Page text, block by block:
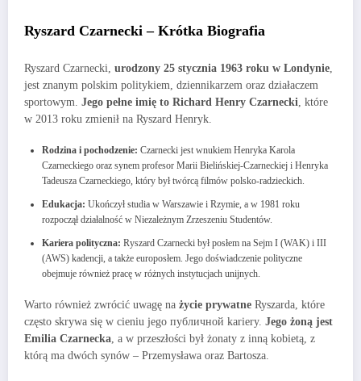
Ryszard Czarnecki – Krótka Biografia
Ryszard Czarnecki, urodzony 25 stycznia 1963 roku w Londynie,
jest znanym polskim politykiem, dziennikarzem oraz działaczem
sportowym. Jego pełne imię to Richard Henry Czarnecki, które
w 2013 roku zmienił na Ryszard Henryk.
Rodzina i pochodzenie: Czarnecki jest wnukiem Henryka Karola
Czarneckiego oraz synem profesor Marii Bielińskiej-Czarneckiej i Henryka
Tadeusza Czarneckiego, który był twórcą filmów polsko-radzieckich.
Edukacja: Ukończył studia w Warszawie i Rzymie, a w 1981 roku
rozpoczął działalność w Niezależnym Zrzeszeniu Studentów.
Kariera polityczna: Ryszard Czarnecki był posłem na Sejm I (WAK) i III
(AWS) kadencji, a także europosłem. Jego doświadczenie polityczne
obejmuje również pracę w różnych instytucjach unijnych.
Warto również zwrócić uwagę na życie prywatne Ryszarda, które
często skrywa się w cieniu jego публичной kariery. Jego żoną jest
Emilia Czarnecka, a w przeszłości był żonaty z inną kobietą, z
którą ma dwóch synów – Przemysława oraz Bartosza.